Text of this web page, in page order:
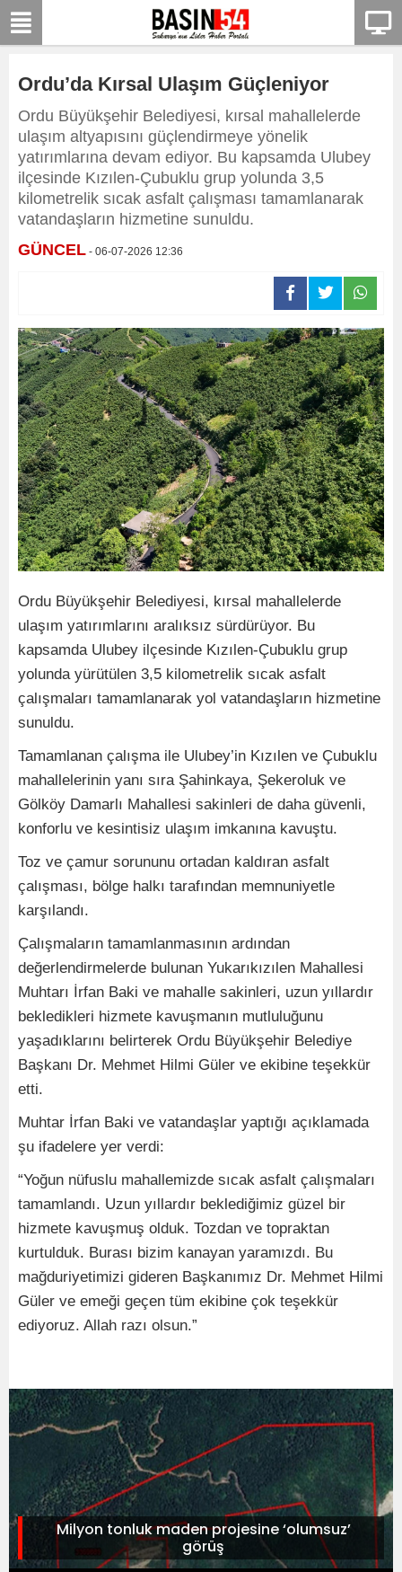
Ordu’da Kırsal Ulaşım Güçleniyor
Ordu Büyükşehir Belediyesi, kırsal mahallelerde
ulaşım altyapısını güçlendirmeye yönelik
yatırımlarına devam ediyor. Bu kapsamda Ulubey
ilçesinde Kızılen-Çubuklu grup yolunda 3,5
kilometrelik sıcak asfalt çalışması tamamlanarak
vatandaşların hizmetine sunuldu.
GÜNCEL - 06-07-2026 12:36
Ordu Büyükşehir Belediyesi, kırsal mahallelerde
ulaşım yatırımlarını aralıksız sürdürüyor. Bu
kapsamda Ulubey ilçesinde Kızılen-Çubuklu grup
yolunda yürütülen 3,5 kilometrelik sıcak asfalt
çalışmaları tamamlanarak yol vatandaşların hizmetine
sunuldu.
Tamamlanan çalışma ile Ulubey’in Kızılen ve Çubuklu
mahallelerinin yanı sıra Şahinkaya, Şekeroluk ve
Gölköy Damarlı Mahallesi sakinleri de daha güvenli,
konforlu ve kesintisiz ulaşım imkanına kavuştu.
Toz ve çamur sorununu ortadan kaldıran asfalt
çalışması, bölge halkı tarafından memnuniyetle
karşılandı.
Çalışmaların tamamlanmasının ardından
değerlendirmelerde bulunan Yukarıkızılen Mahallesi
Muhtarı İrfan Baki ve mahalle sakinleri, uzun yıllardır
bekledikleri hizmete kavuşmanın mutluluğunu
yaşadıklarını belirterek Ordu Büyükşehir Belediye
Başkanı Dr. Mehmet Hilmi Güler ve ekibine teşekkür
etti.
Muhtar İrfan Baki ve vatandaşlar yaptığı açıklamada
şu ifadelere yer verdi:
“Yoğun nüfuslu mahallemizde sıcak asfalt çalışmaları
tamamlandı. Uzun yıllardır beklediğimiz güzel bir
hizmete kavuşmuş olduk. Tozdan ve topraktan
kurtulduk. Burası bizim kanayan yaramızdı. Bu
mağduriyetimizi gideren Başkanımız Dr. Mehmet Hilmi
Güler ve emeği geçen tüm ekibine çok teşekkür
ediyoruz. Allah razı olsun.”
Milyon tonluk maden projesine ‘olumsuz’
görüş